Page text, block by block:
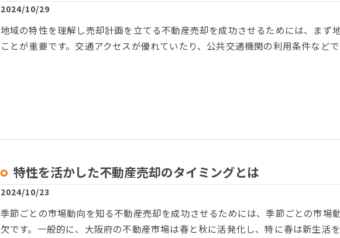
2024/10/29
地域の特性を理解し売却計画を立てる不動産売却を成功させるためには、まず
ことが重要です。交通アクセスが優れていたり、公共交通機関の利用条件など
特性を活かした不動産売却のタイミングとは
2024/10/23
季節ごとの市場動向を知る不動産売却を成功させるためには、季節ごとの市場
欠です。一般的に、大阪府の不動産市場は春と秋に活発化し、特に春は新生活